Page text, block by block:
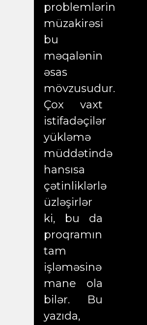
problemlərin
müzakirəsi
bu
məqalənin
əsas
mövzusudur.
Çox vaxt
istifadəçilər
yükləmə
müddətində
hansısa
çətinliklərlə
üzləşirlər
ki, bu da
proqramın
tam
işləməsinə
mane ola
bilər. Bu
yazıda,